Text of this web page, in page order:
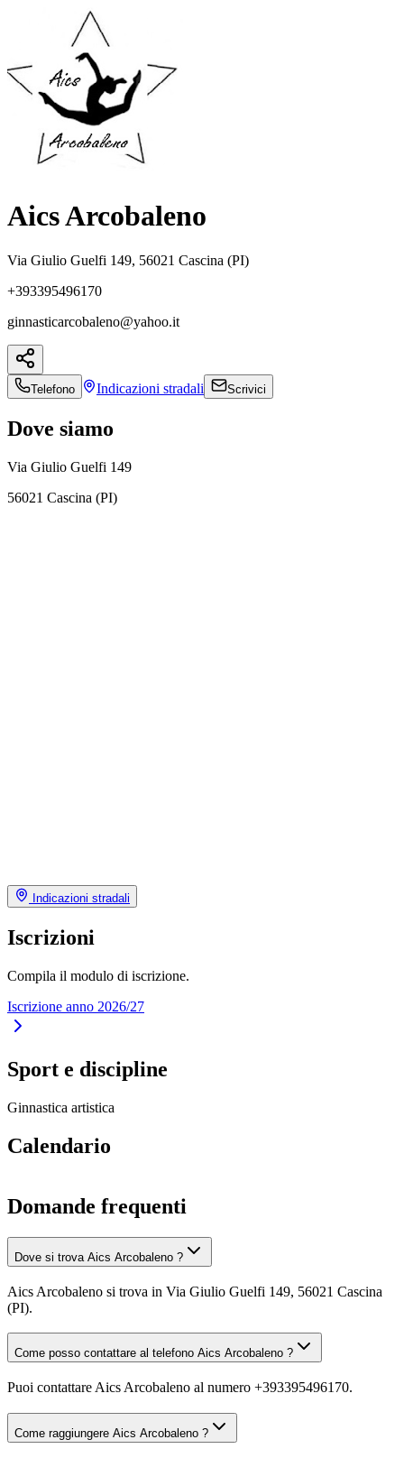
Aics Arcobaleno
Via Giulio Guelfi 149, 56021 Cascina (PI)
+393395496170
ginnasticarcobaleno@yahoo.it
Telefono Indicazioni stradali Scrivici
Dove siamo
Via Giulio Guelfi 149
56021 Cascina (PI)
Indicazioni stradali
Iscrizioni
Compila il modulo di iscrizione.
Iscrizione anno 2026/27
Sport e discipline
Ginnastica artistica
Calendario
Domande frequenti
Dove si trova Aics Arcobaleno ?
Aics Arcobaleno si trova in Via Giulio Guelfi 149, 56021 Cascina
(PI).
Come posso contattare al telefono Aics Arcobaleno ?
Puoi contattare Aics Arcobaleno al numero +393395496170.
Come raggiungere Aics Arcobaleno ?